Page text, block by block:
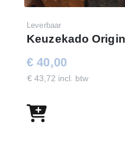
Leverbaar
Keuzekado
€ 40,00
€ 43,72 incl. btw